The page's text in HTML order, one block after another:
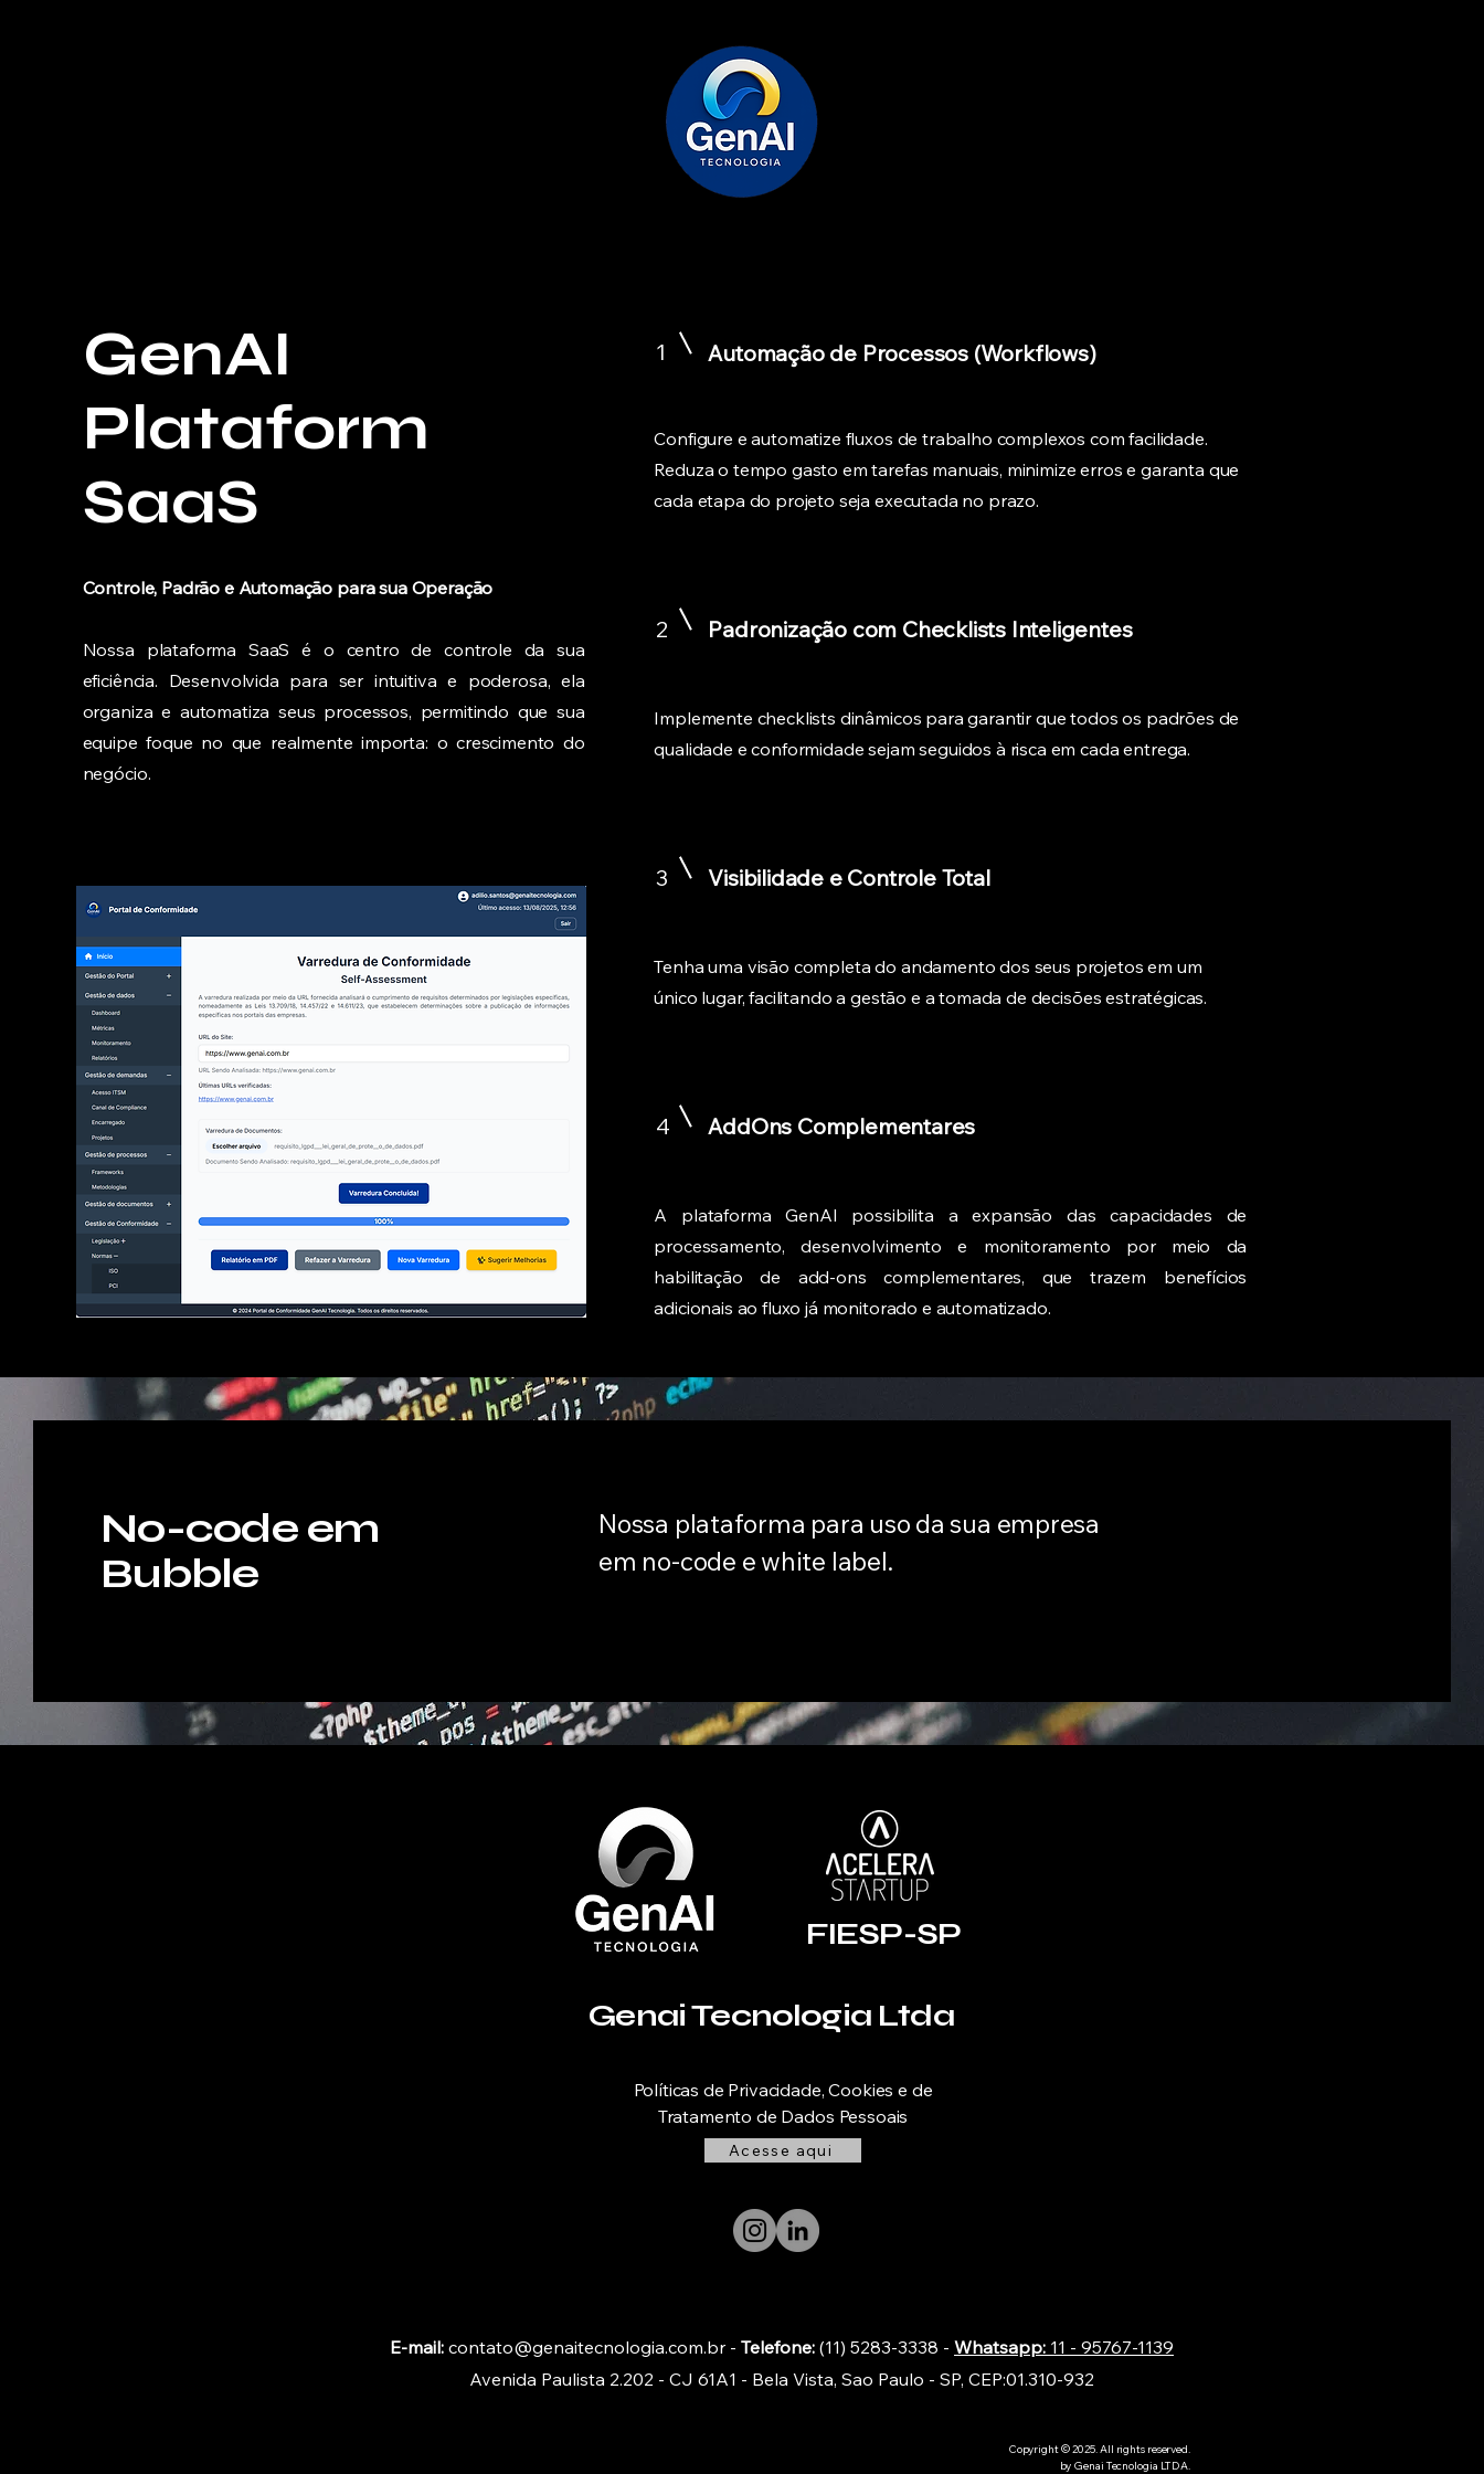
GenAI
Plataform
SaaS
Controle, Padrão e Automação para sua Operação
Nossa plataforma SaaS é o centro de controle da sua
eficiência. Desenvolvida para ser intuitiva e poderosa, ela
organiza e automatiza seus processos, permitindo que sua
equipe foque no que realmente importa: o crescimento do
negócio.
1 Automação de Processos (Workflows)
Configure e automatize fluxos de trabalho complexos com facilidade.
Reduza o tempo gasto em tarefas manuais, minimize erros e garanta que
cada etapa do projeto seja executada no prazo.
2 Padronização com Checklists Inteligentes
Implemente checklists dinâmicos para garantir que todos os padrões de
qualidade e conformidade sejam seguidos à risca em cada entrega.
3 Visibilidade e Controle Total
Tenha uma visão completa do andamento dos seus projetos em um
único lugar, facilitando a gestão e a tomada de decisões estratégicas.
4 AddOns Complementares
A plataforma GenAI possibilita a expansão das capacidades de
processamento, desenvolvimento e monitoramento por meio da
habilitação de add-ons complementares, que trazem benefícios
adicionais ao fluxo já monitorado e automatizado.
No-code em
Bubble
Nossa plataforma para uso da sua empresa
em no-code e white label.
FIESP-SP
Genai Tecnologia Ltda
Políticas de Privacidade, Cookies e de
Tratamento de Dados Pessoais
Acesse aqui
E-mail: contato@genaitecnologia.com.br- Telefone: (11) 5283-3338 - Whatsapp: 11 - 95767-1139
Avenida Paulista 2.202 - CJ 61A1 - Bela Vista, Sao Paulo - SP, CEP:01.310-932
Copyright © 2025. All rights reserved.
by Genai Tecnologia LTDA.